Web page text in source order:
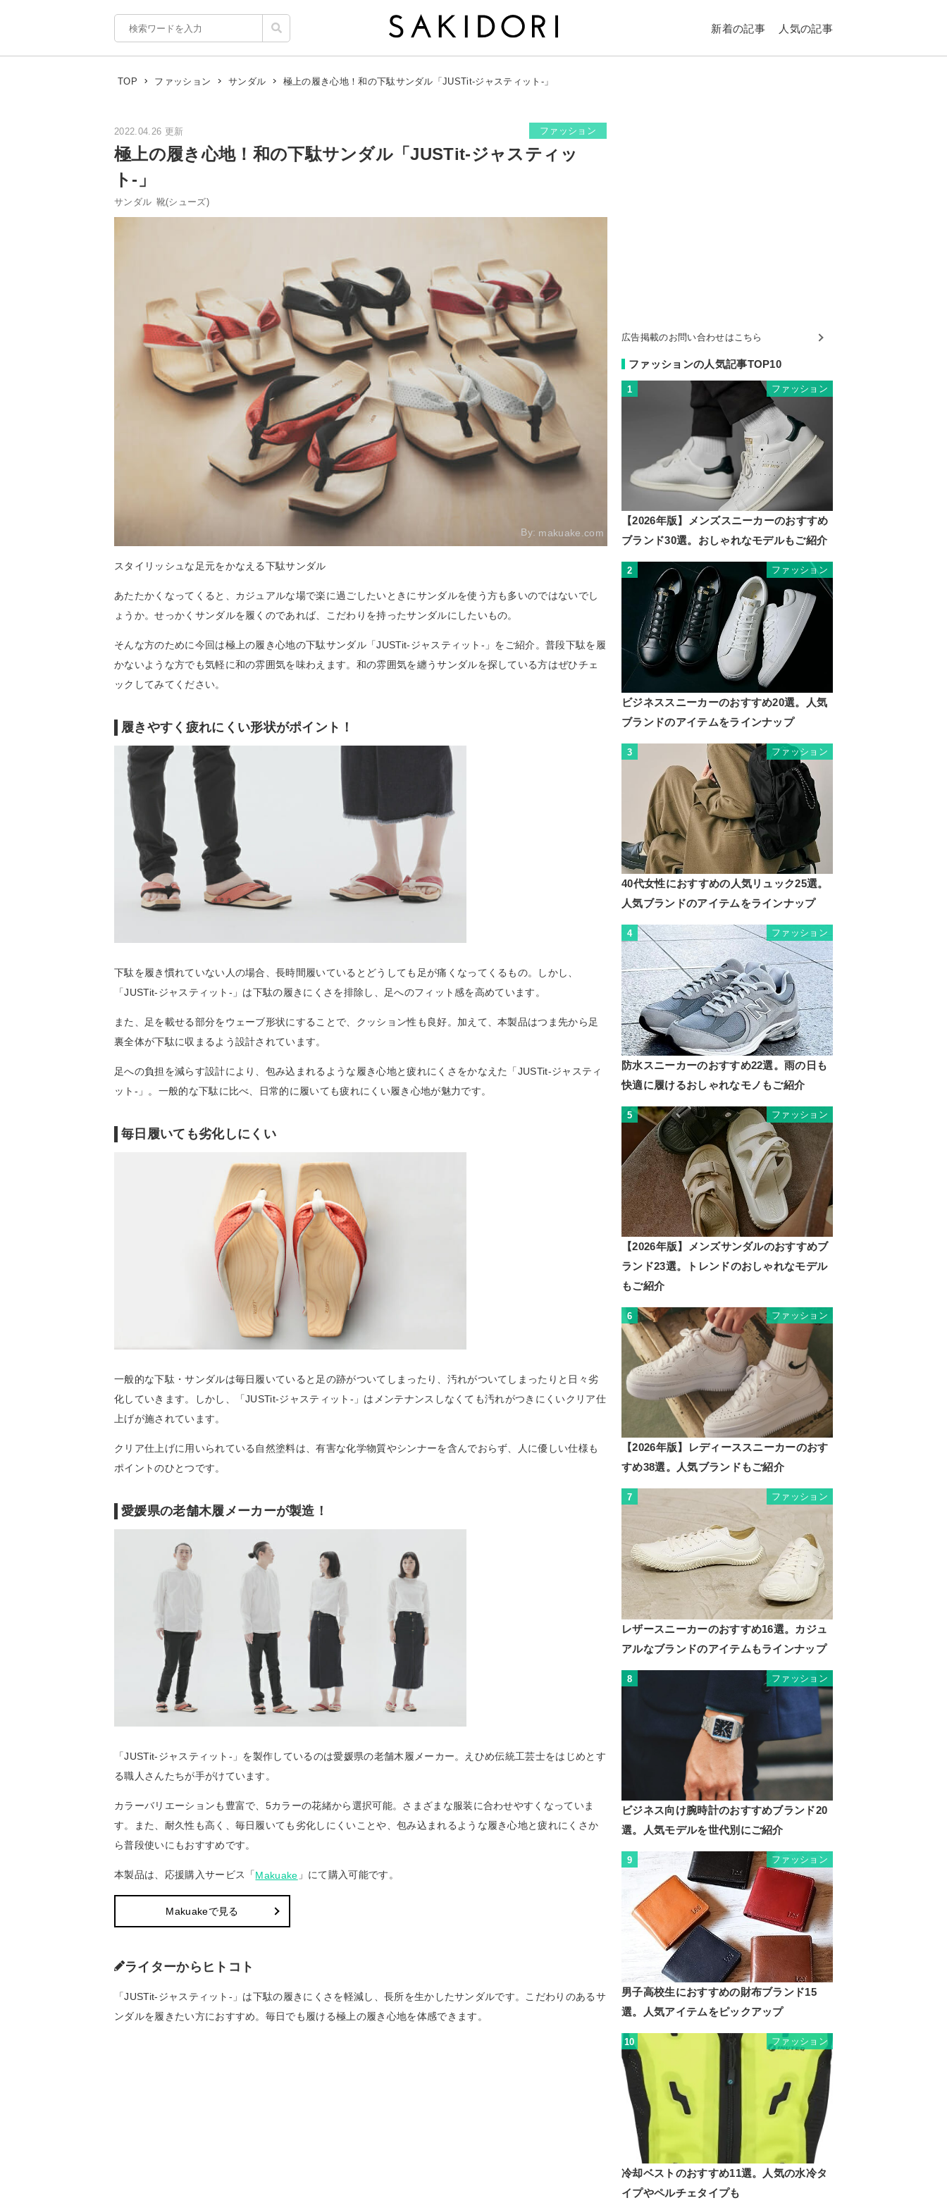
新着の記事 人気の記事
TOP ファッション サンダル 極上の履き心地！和の下駄サンダル「JUSTit-ジャスティット-」
2022.04.26 更新 ファッション
極上の履き心地！和の下駄サンダル「JUSTit-ジャスティッ
ト-」
サンダル 靴(シューズ)
By: makuake.com
スタイリッシュな足元をかなえる下駄サンダル
あたたかくなってくると、カジュアルな場で楽に過ごしたいときにサンダルを使う方も多いのではないでし
ょうか。せっかくサンダルを履くのであれば、こだわりを持ったサンダルにしたいもの。
そんな方のために今回は極上の履き心地の下駄サンダル「JUSTit-ジャスティット-」をご紹介。普段下駄を履
かないような方でも気軽に和の雰囲気を味わえます。和の雰囲気を纏うサンダルを探している方はぜひチェ
ックしてみてください。
履きやすく疲れにくい形状がポイント！
下駄を履き慣れていない人の場合、長時間履いているとどうしても足が痛くなってくるもの。しかし、
「JUSTit-ジャスティット-」は下駄の履きにくさを排除し、足へのフィット感を高めています。
また、足を載せる部分をウェーブ形状にすることで、クッション性も良好。加えて、本製品はつま先から足
裏全体が下駄に収まるよう設計されています。
足への負担を減らす設計により、包み込まれるような履き心地と疲れにくさをかなえた「JUSTit-ジャスティ
ット-」。一般的な下駄に比べ、日常的に履いても疲れにくい履き心地が魅力です。
毎日履いても劣化しにくい
一般的な下駄・サンダルは毎日履いていると足の跡がついてしまったり、汚れがついてしまったりと日々劣
化していきます。しかし、「JUSTit-ジャスティット-」はメンテナンスしなくても汚れがつきにくいクリア仕
上げが施されています。
クリア仕上げに用いられている自然塗料は、有害な化学物質やシンナーを含んでおらず、人に優しい仕様も
ポイントのひとつです。
愛媛県の老舗木履メーカーが製造！
「JUSTit-ジャスティット-」を製作しているのは愛媛県の老舗木履メーカー。えひめ伝統工芸士をはじめとす
る職人さんたちが手がけています。
カラーバリエーションも豊富で、5カラーの花緒から選択可能。さまざまな服装に合わせやすくなっていま
す。また、耐久性も高く、毎日履いても劣化しにくいことや、包み込まれるような履き心地と疲れにくさか
ら普段使いにもおすすめです。
本製品は、応援購入サービス「Makuake 」にて購入可能です。
Makuakeで見る
ライターからヒトコト
「JUSTit-ジャスティット-」は下駄の履きにくさを軽減し、長所を生かしたサンダルです。こだわりのあるサ
ンダルを履きたい方におすすめ。毎日でも履ける極上の履き心地を体感できます。
広告掲載のお問い合わせはこちら
ファッションの人気記事TOP10
1 ファッション
【2026年版】メンズスニーカーのおすすめ
ブランド30選。おしゃれなモデルもご紹介
2 ファッション
ビジネススニーカーのおすすめ20選。人気
ブランドのアイテムをラインナップ
3 ファッション
40代女性におすすめの人気リュック25選。
人気ブランドのアイテムをラインナップ
4 ファッション
防水スニーカーのおすすめ22選。雨の日も
快適に履けるおしゃれなモノもご紹介
5 ファッション
【2026年版】メンズサンダルのおすすめブ
ランド23選。トレンドのおしゃれなモデル
もご紹介
6 ファッション
【2026年版】レディーススニーカーのおす
すめ38選。人気ブランドもご紹介
7 ファッション
レザースニーカーのおすすめ16選。カジュ
アルなブランドのアイテムもラインナップ
8 ファッション
ビジネス向け腕時計のおすすめブランド20
選。人気モデルを世代別にご紹介
9 ファッション
男子高校生におすすめの財布ブランド15
選。人気アイテムをピックアップ
10 ファッション
冷却ベストのおすすめ11選。人気の水冷タ
イプやペルチェタイプも